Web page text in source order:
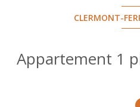
CLERMONT-